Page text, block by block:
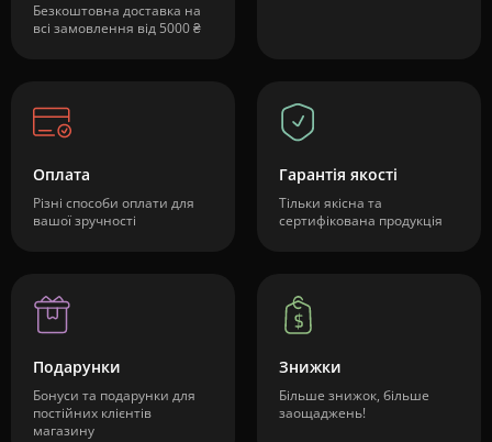
Безкоштовна доставка на
всі замовлення від 5000 ₴
Оплата
Різні способи оплати для
вашої зручності
Гарантія якості
Тільки якісна та
сертифікована продукція
Подарунки
Бонуси та подарунки для
постійних клієнтів
магазину
Знижки
Більше знижок, більше
заощаджень!